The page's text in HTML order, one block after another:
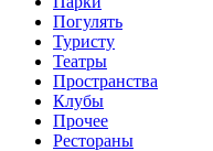
Погулять
Туристу
Театры
Пространства
Клубы
Прочее
Рестораны